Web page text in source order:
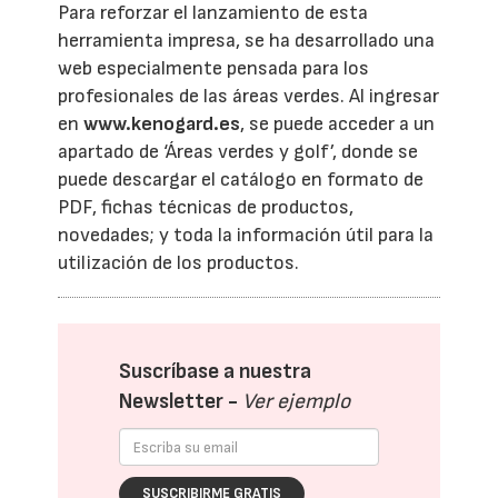
Para reforzar el lanzamiento de esta
herramienta impresa, se ha desarrollado una
web especialmente pensada para los
profesionales de las áreas verdes. Al ingresar
enwww.kenogard.es, se puede acceder a un
apartado de ‘Áreas verdes y golf’, donde se
puede descargar el catálogo en formato de
PDF, fichas técnicas de productos,
novedades; y toda la información útil para la
utilización de los productos.
Suscríbase a nuestra
Newsletter - Ver ejemplo
SUSCRIBIRME GRATIS